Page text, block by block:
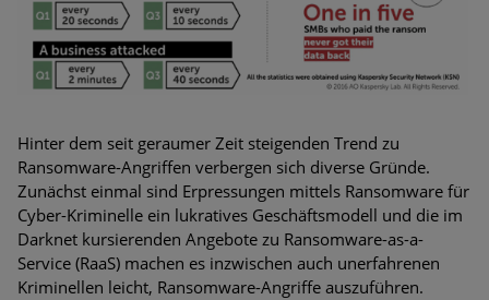
Hinter dem seit geraumer Zeit steigenden Trend zu
Ransomware-Angriffen verbergen sich diverse Gründe.
Zunächst einmal sind Erpressungen mittels Ransomware für
Cyber-Kriminelle ein lukratives Geschäftsmodell und die im
Darknet kursierenden Angebote zu Ransomware-as-a-
Service (RaaS) machen es inzwischen auch unerfahrenen
Kriminellen leicht, Ransomware-Angriffe auszuführen.